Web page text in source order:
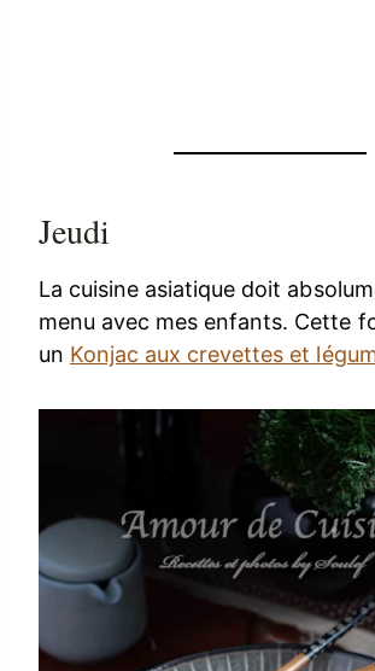
Jeudi
La cuisine asiatique doit
menu avec mes enfants. Cette
un Konjac aux crevettes et